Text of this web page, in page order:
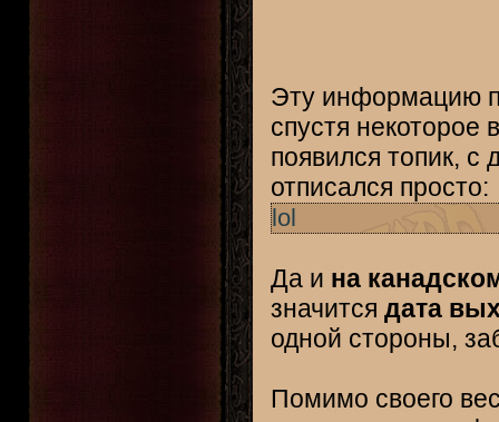
Эту информацию
спустя
появился топик, с
отписался просто:
lol
Да и на
значится дата
одной стороны,
Помимо своего